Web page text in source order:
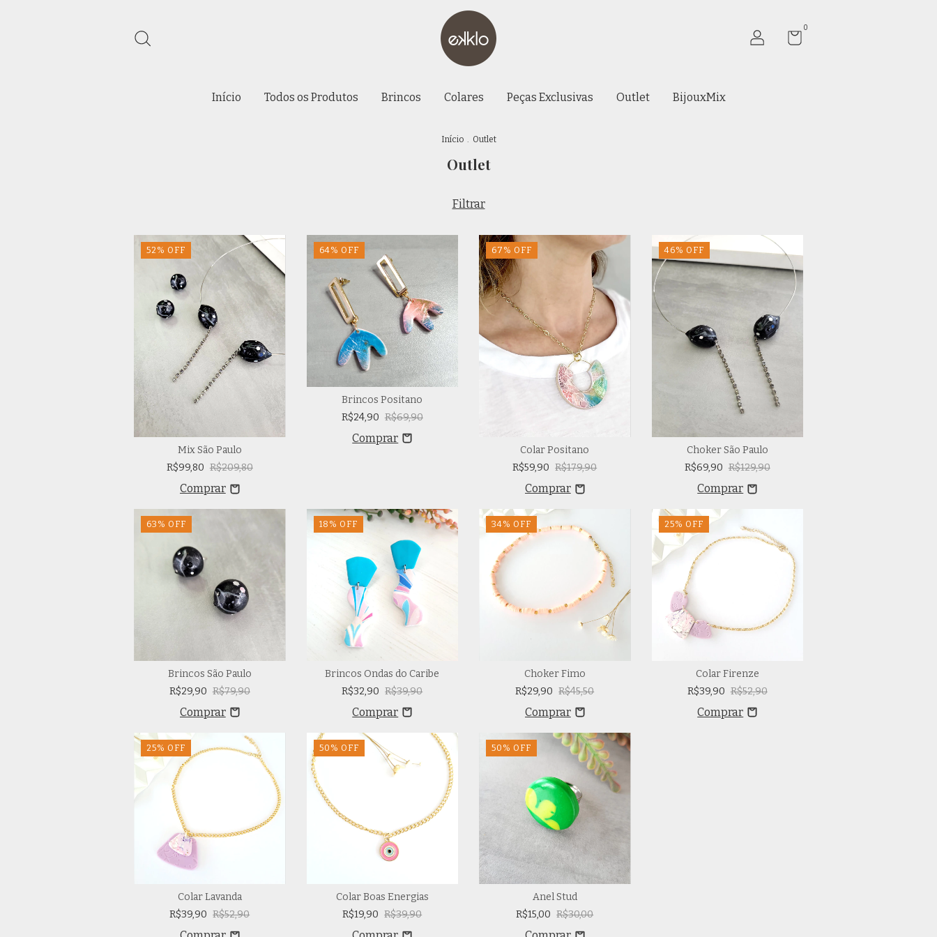
0
Início Todos os Produtos Brincos Colares Peças Exclusivas Outlet BijouxMix
Início . Outlet
Outlet
Filtrar
52 % OFF
Mix São Paulo
R$99,80 R$209,80
64% OFF
Brincos Positano
R$24,90 R$69,90
67 % OFF
Colar Positano
R$59,90 R$179,90
46% OFF
Choker São Paulo
R$69,90 R$129,90
63 % OFF
Brincos São Paulo
R$29,90 R$79,90
18 % OFF
Brincos Ondas do Caribe
R$32,90 R$39,90
34% OFF
Choker Fimo
R$29,90 R$45,50
25% OFF
Colar Firenze
R$39,90 R$52,90
25% OFF
Colar Lavanda
R$39,90 R$52,90
50 % OFF
Colar Boas Energias
R$19,90 R$39,90
50 % OFF
Anel Stud
R$15,00 R$30,00